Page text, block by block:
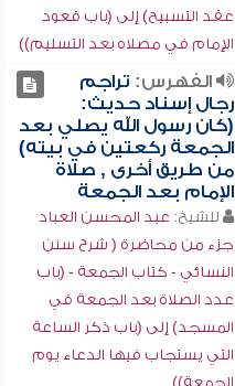
عقد التسبيح) إلى (باب قعود
الإمام في مصلاه بعد التسليم))
الفهرس: تراجم
رجال إسناد حديث:
(كان رسول الله يصلي بعد
الجمعة ركعتين في بيته)
من طريق أخرى , صلاة
الإمام بعد الجمعة
للشيخ: عبد المحسن العباد
جزء من محاضرة ( شرح سنن
النسائي - كتاب الجمعة - (باب
عدد الصلاة بعد الجمعة في
المسجد) إلى (باب ذكر الساعة
التي يستجاب فيها الدعاء يوم
الجمعة))